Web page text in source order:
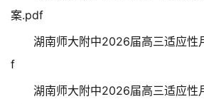
案.pdf
湖南师大附中2026届高三适应性
f
湖南师大附中2026届高三适应性